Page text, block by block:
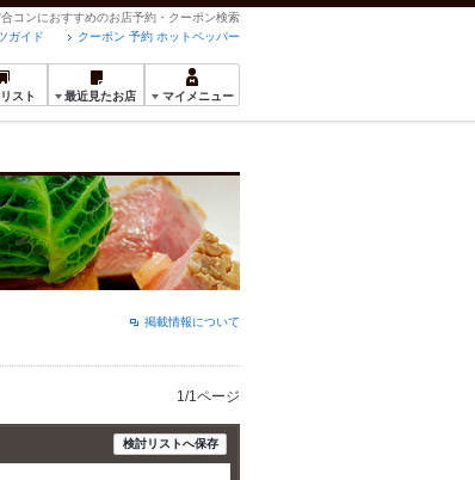
コンにおすすめのお店予約・クーポン検索
クーポン 予約 ホットペッパー
ガイド
スト 最近見たお店 マイメニュー
掲載情報について
1/1ページ
検討リストへ保存